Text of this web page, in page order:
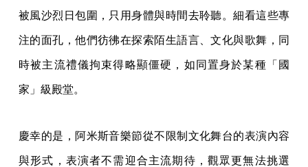
被風沙烈日包圍，只用身體與時間去聆聽。細看這些專
注的面孔，他們彷彿在探索陌生語言、文化與歌舞，同
時被主流禮儀拘束得略顯僵硬，如同置身於某種「國
家」級殿堂。
慶幸的是，阿米斯音樂節從不限制文化舞台的表演內容
與形式，表演者不需迎合主流期待，觀眾更無法挑選